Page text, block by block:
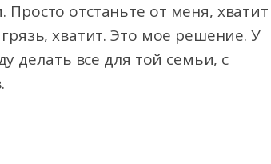
Просто отстаньте от меня, хватит
хватит. Это мое решение. У
делать все для той семьи, с